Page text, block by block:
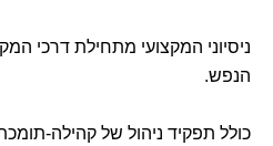
ניסיוני המקצועי מתחילת דרכי
הנפש.
כולל תפקיד ניהול של קהילה-